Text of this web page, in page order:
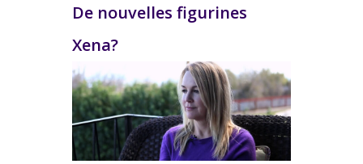
De nouvelles figurines
Xena?